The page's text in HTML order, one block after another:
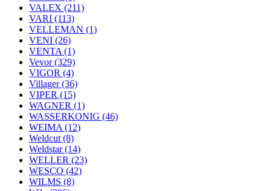
VALEX (211)
VARI (113)
VELLEMAN (1)
VENI (26)
VENTA (1)
Vevor(329)
VIGOR (4)
Villager(36)
VIPER (15)
WAGNER (1)
WASSERKONIG (46)
WEIMA (12)
Weldcut (8)
Weldstar(14)
WELLER (23)
WESCO (42)
WILMS (8)